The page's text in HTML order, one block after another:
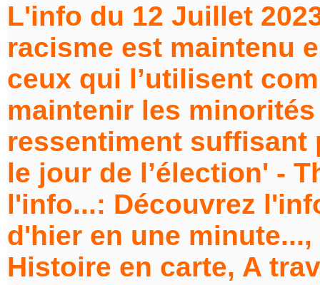
L'info du 12 Juillet
racisme est maintenu
ceux qui l’utilisent
maintenir les
ressentiment suffisant
le jour de l’élection' -
l'info...: Découvrez
d'hier en une minute...,
Histoire en carte, A